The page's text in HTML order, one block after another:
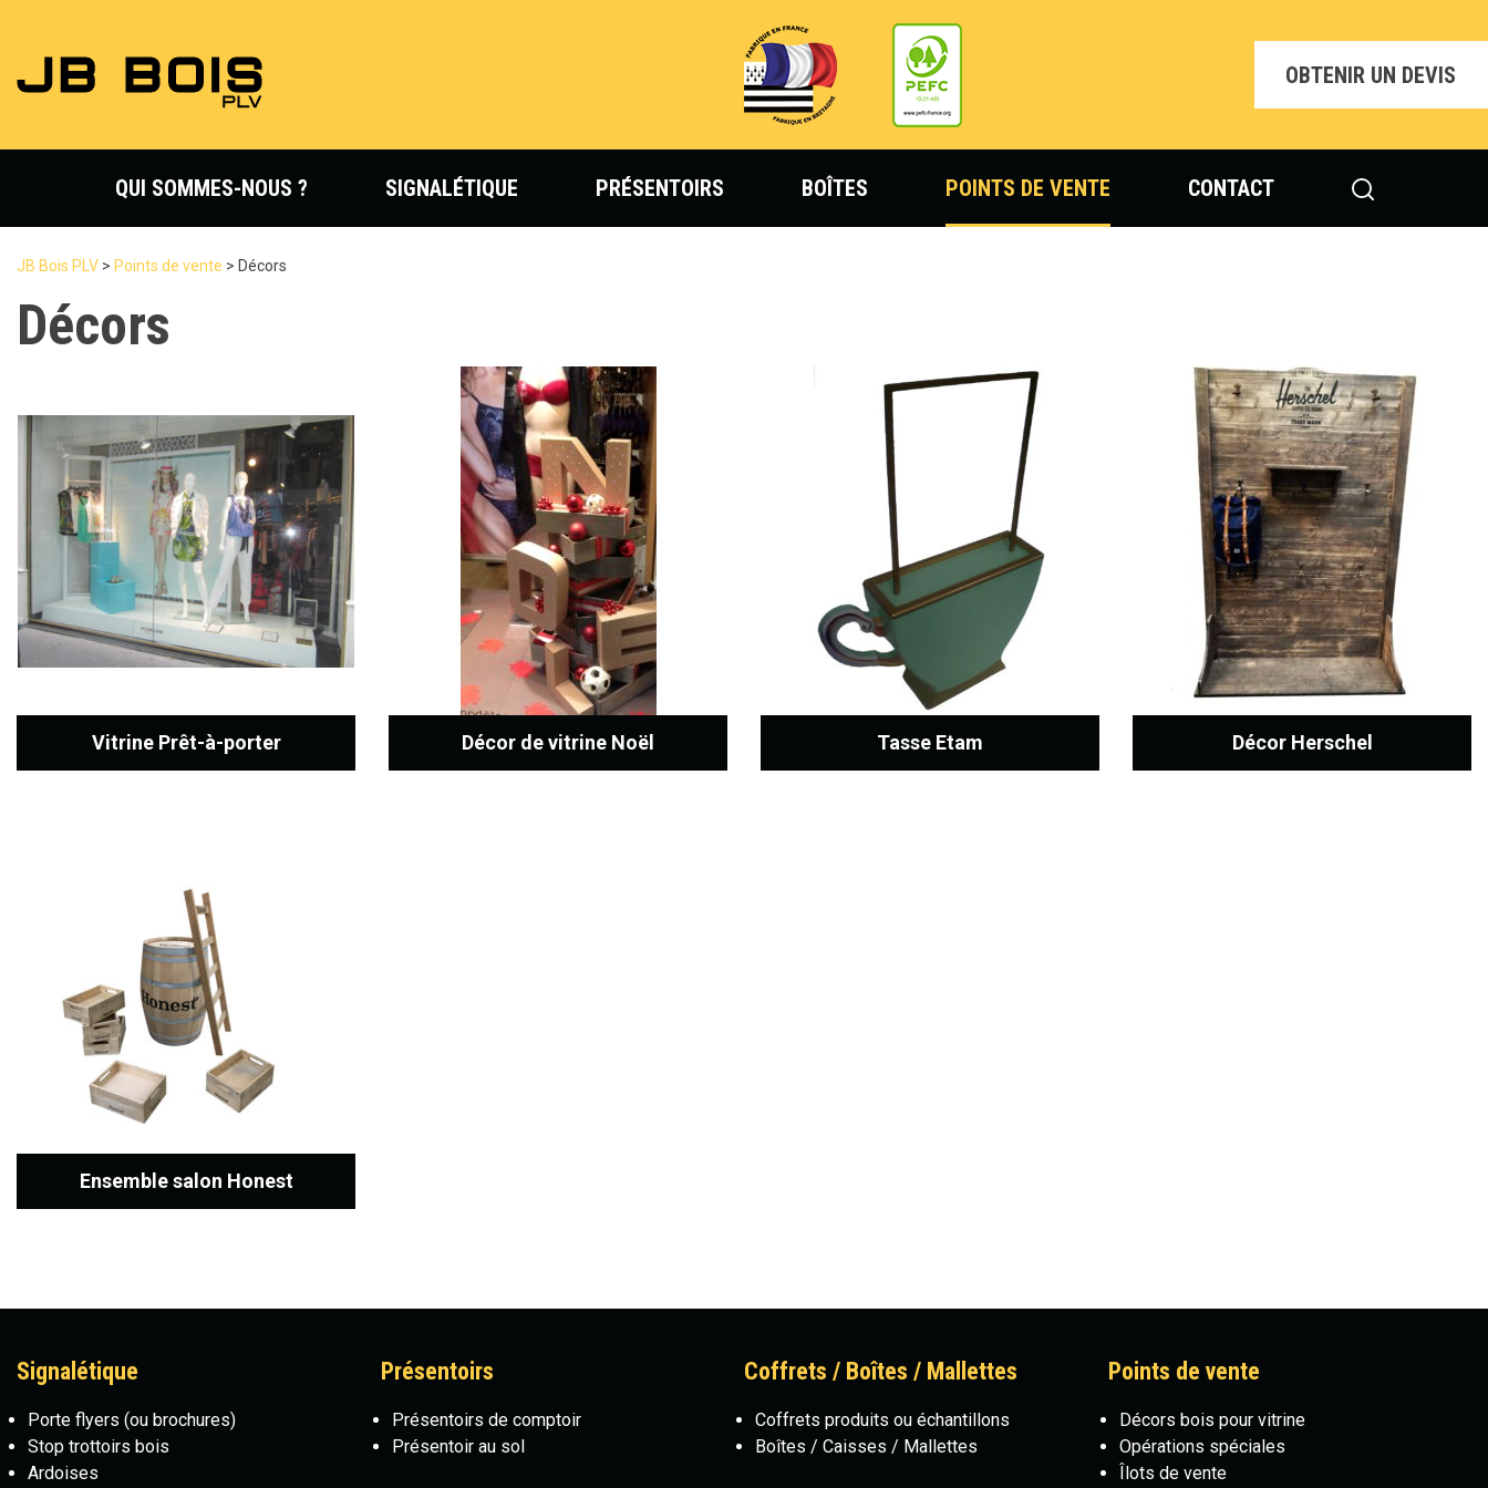
OBTENIR UN DEVIS
QUI SOMMES-NOUS ? SIGNALÉTIQUE PRÉSENTOIRS BOÎTES POINTS DE VENTE CONTACT
JB Bois PLV > Points de vente > Décors
Décors
Vitrine Prêt-à-porter Décor de vitrine Noël Tasse Etam Décor Herschel
Ensemble salon Honest
Signalétique
Porte flyers (ou brochures)
Stop trottoirs bois
Ardoises
Présentoirs
Présentoirs de comptoir
Présentoir au sol
Coffrets / Boîtes / Mallettes
Coffrets produits ou échantillons
Boîtes / Caisses / Mallettes
Points de vente
Décors bois pour vitrine
Opérations spéciales
Îlots de vente